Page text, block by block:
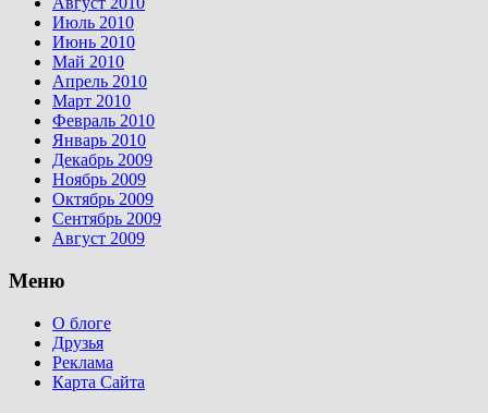
Июль 2010
Июнь 2010
Май 2010
Апрель 2010
Март 2010
Февраль 2010
Январь 2010
Декабрь 2009
Ноябрь 2009
Октябрь 2009
Сентябрь 2009
Август 2009
Меню
О блоге
Друзья
Реклама
Карта Сайта